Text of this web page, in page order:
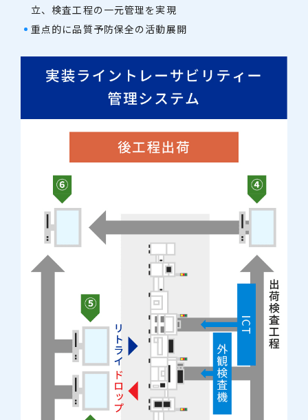
立、検査工程の一元管理を実現
重点的に品質予防保全の活動展開